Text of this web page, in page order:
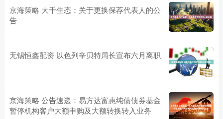
京海策略 大千生态：关于更换保荐代表人的公
告
无锡恒鑫配资 以色列辛贝特局长宣布六月离职
京海策略 公告速递：易方达富惠纯债债券基金
暂停机构客户大额申购及大额转换转入业务